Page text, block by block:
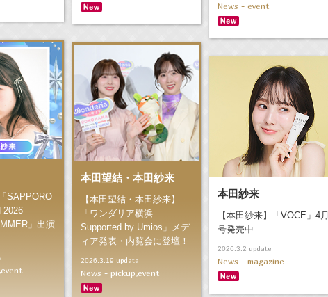
News - event
SAPPORO
2026
」出演
本田望結・本田紗来
【本田望結・本田紗来】
「ワンダリア横浜
Supported by Umios」メデ
ィア発表・内覧会に登壇！
2026.3.19 update
News - pickup,event
本田紗来
【本田紗来】「VOCE」4月
号発売中
2026.3.2 update
News - magazine